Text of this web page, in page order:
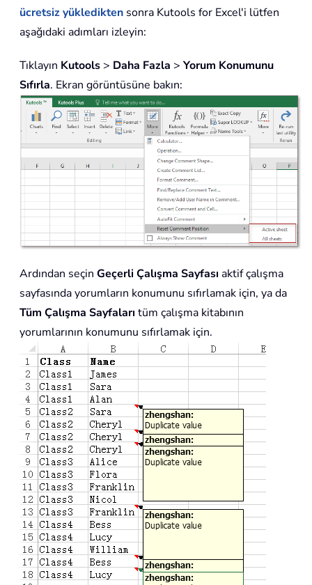
ücretsiz yükledikten sonra Kutools for Excel'i lütfen
aşağıdaki adımları izleyin:
Tıklayın Kutools > Daha Fazla > Yorum Konumunu
Sıfırla. Ekran görüntüsüne bakın:
Ardından seçin Geçerli Çalışma Sayfası aktif çalışma
sayfasında yorumların konumunu sıfırlamak için, ya da
Tüm Çalışma Sayfaları tüm çalışma kitabının
yorumlarının konumunu sıfırlamak için.